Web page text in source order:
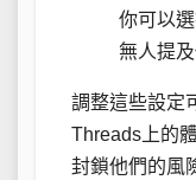
你可以
無人提
調整這些設定
Threads上的
封鎖他們的風